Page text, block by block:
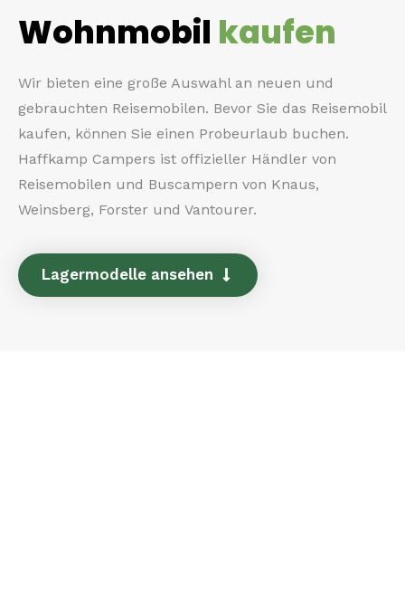
Wohnmobil kaufen
Wir bieten eine große Auswahl an neuen und
gebrauchten Reisemobilen. Bevor Sie das Reisemobil
kaufen, können Sie einen Probeurlaub buchen.
Haffkamp Campers ist offizieller Händler von
Reisemobilen und Buscampern von Knaus,
Weinsberg, Forster und Vantourer.
Lagermodelle ansehen